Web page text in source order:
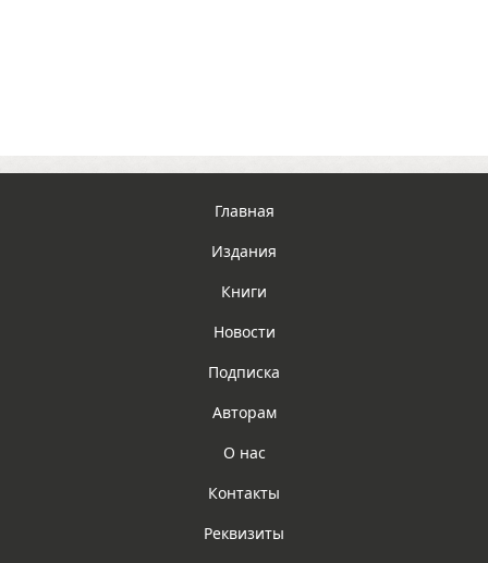
Главная
Издания
Книги
Новости
Подписка
Авторам
О нас
Контакты
Реквизиты